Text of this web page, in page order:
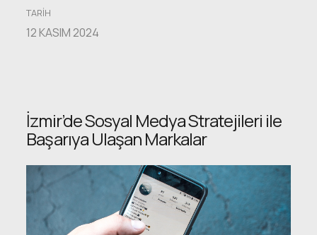
TARIH
12 KASIM 2024
İzmir’de Sosyal Medya Stratejileri ile
Başarıya Ulaşan Markalar